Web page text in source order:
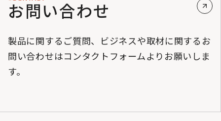
お問い合わせ
製品に関するご質問、ビジネスや取材に関するお
問い合わせはコンタクトフォームよりお願いしま
す。